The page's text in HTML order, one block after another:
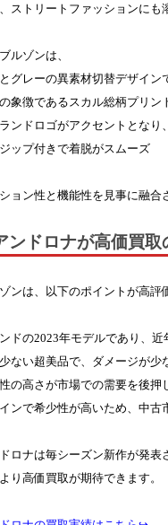
ストリートファッションにも
ルゾンは、
グレーの異素材切替デザイン
象徴であるスカル総柄プリ
ンドロゴがアクセントとなり
ップ付きで着脱がスムーズ
ョン性と機能性を見事に融
ンドロナが高価買取
ンは、以下のポイントが高評
ドの2023年モデルであり、近
ない超美品で、ダメージが少
の高さが市場での需要を後押
ンで希少性が高いため、中
ロナは毎シーズン新作が発
り高価買取が期待できます。